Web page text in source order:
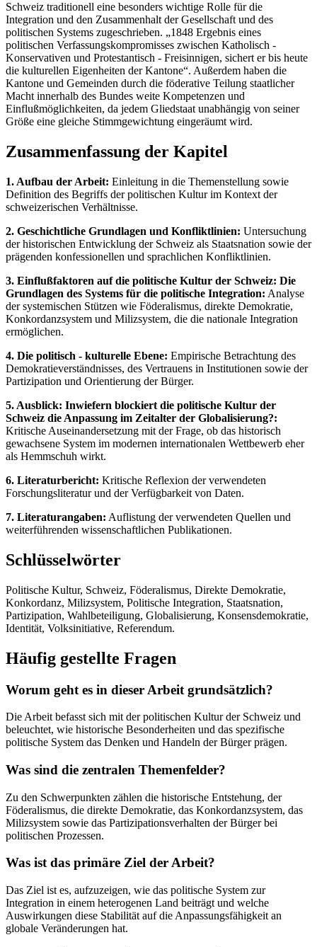
Schweiz traditionell eine besonders wichtige Rolle für die
Integration und den Zusammenhalt der Gesellschaft und des
politischen Systems zugeschrieben. „1848 Ergebnis eines
politischen Verfassungskompromisses zwischen Katholisch -
Konservativen und Protestantisch - Freisinnigen, sichert er bis heute
die kulturellen Eigenheiten der Kantone“. Außerdem haben die
Kantone und Gemeinden durch die föderative Teilung staatlicher
Macht innerhalb des Bundes weite Kompetenzen und
Einflußmöglichkeiten, da jedem Gliedstaat unabhängig von seiner
Größe eine gleiche Stimmgewichtung eingeräumt wird.
Zusammenfassung der Kapitel
1. Aufbau der Arbeit: Einleitung in die Themenstellung sowie
Definition des Begriffs der politischen Kultur im Kontext der
schweizerischen Verhältnisse.
2. Geschichtliche Grundlagen und Konfliktlinien: Untersuchung
der historischen Entwicklung der Schweiz als Staatsnation sowie der
prägenden konfessionellen und sprachlichen Konfliktlinien.
3. Einflußfaktoren auf die politische Kultur der Schweiz: Die
Grundlagen des Systems für die politische Integration: Analyse
der systemischen Stützen wie Föderalismus, direkte Demokratie,
Konkordanzsystem und Milizsystem, die die nationale Integration
ermöglichen.
4. Die politisch - kulturelle Ebene: Empirische Betrachtung des
Demokratieverständnisses, des Vertrauens in Institutionen sowie der
Partizipation und Orientierung der Bürger.
5. Ausblick: Inwiefern blockiert die politische Kultur der
Schweiz die Anpassung im Zeitalter der Globalisierung?:
Kritische Auseinandersetzung mit der Frage, ob das historisch
gewachsene System im modernen internationalen Wettbewerb eher
als Hemmschuh wirkt.
6. Literaturbericht: Kritische Reflexion der verwendeten
Forschungsliteratur und der Verfügbarkeit von Daten.
7. Literaturangaben: Auflistung der verwendeten Quellen und
weiterführenden wissenschaftlichen Publikationen.
Schlüsselwörter
Politische Kultur, Schweiz, Föderalismus, Direkte Demokratie,
Konkordanz, Milizsystem, Politische Integration, Staatsnation,
Partizipation, Wahlbeteiligung, Globalisierung, Konsensdemokratie,
Identität, Volksinitiative, Referendum.
Häufig gestellte Fragen
Worum geht es in dieser Arbeit grundsätzlich?
Die Arbeit befasst sich mit der politischen Kultur der Schweiz und
beleuchtet, wie historische Besonderheiten und das spezifische
politische System das Denken und Handeln der Bürger prägen.
Was sind die zentralen Themenfelder?
Zu den Schwerpunkten zählen die historische Entstehung, der
Föderalismus, die direkte Demokratie, das Konkordanzsystem, das
Milizsystem sowie das Partizipationsverhalten der Bürger bei
politischen Prozessen.
Was ist das primäre Ziel der Arbeit?
Das Ziel ist es, aufzuzeigen, wie das politische System zur
Integration in einem heterogenen Land beiträgt und welche
Auswirkungen diese Stabilität auf die Anpassungsfähigkeit an
globale Veränderungen hat.